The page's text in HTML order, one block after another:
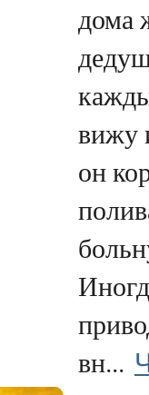
дома
вижу
он
вн...